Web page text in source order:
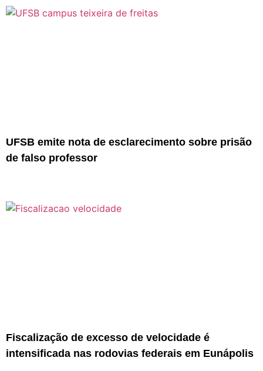
UFSB emite nota de esclarecimento sobre prisão
de falso professor
Fiscalização de excesso de velocidade é
intensificada nas rodovias federais em Eunápolis